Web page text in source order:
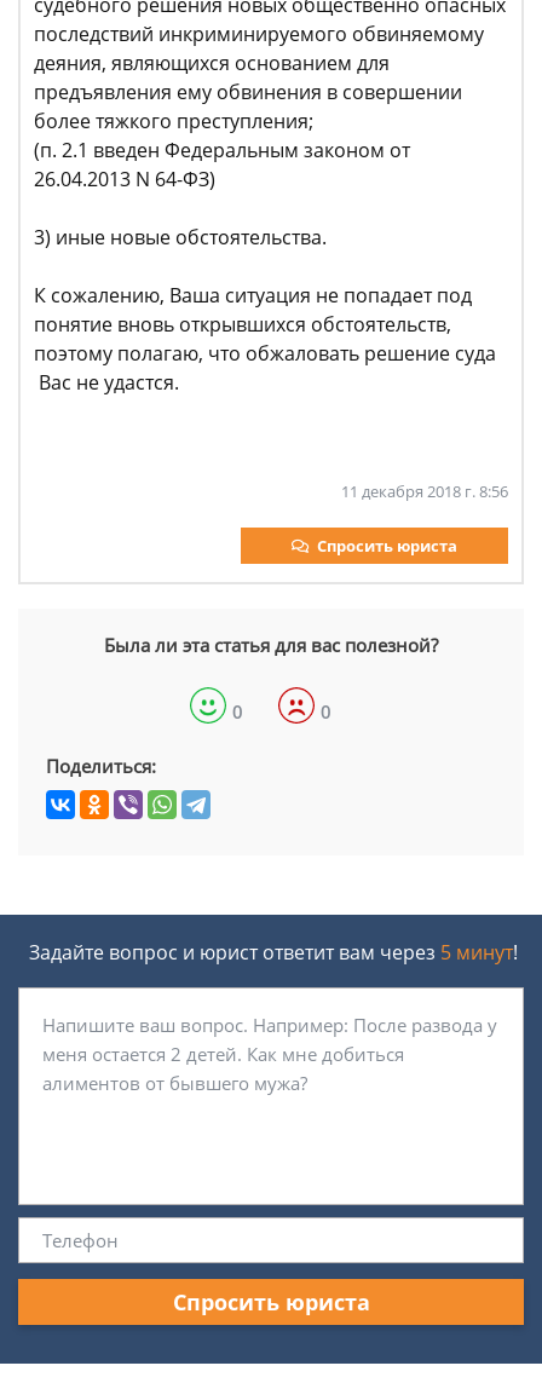
последствий инкриминируемого обвиняемому
деяния, являющихся основанием для
предъявления ему обвинения в совершении
более тяжкого преступления;
(п. 2.1 введен Федеральным законом от
26.04.2013 N 64-ФЗ)
3) иные новые обстоятельства.
К сожалению, Ваша ситуация не попадает под
понятие вновь открывшихся обстоятельств,
поэтому полагаю, что обжаловать решение суда
Вас не удастся.
11 декабря 2018 г. 8:56
Спросить юриста
Была ли эта статья для вас полезной?
0 0
Поделиться:
Задайте вопрос и юрист ответит вам через 5 минут!
Спросить юриста